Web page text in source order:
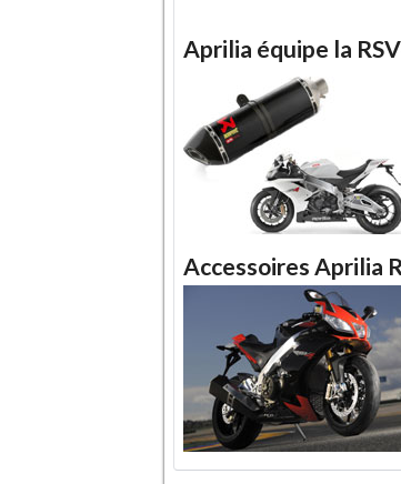
Aprilia équipe la
Accessoires Aprilia